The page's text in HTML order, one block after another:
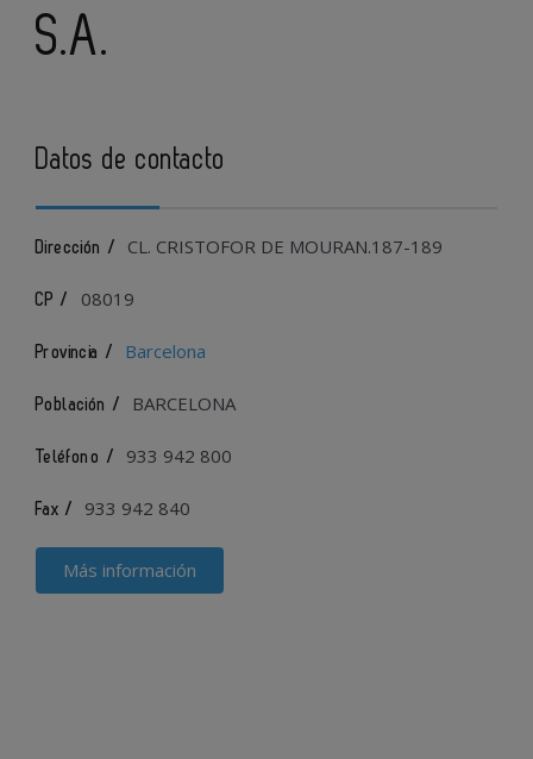
S.A.
Datos de contacto
Dirección / CL. CRISTOFOR DE MOURAN.187-189
CP / 08019
Provincia / Barcelona
Población / BARCELONA
Teléfono / 933 942 800
Fax / 933 942 840
Más información